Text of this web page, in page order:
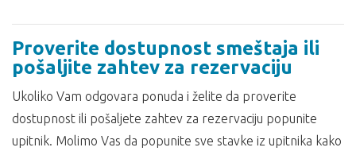
Proverite dostupnost smeštaja ili
pošaljite zahtev za rezervaciju
Ukoliko Vam odgovara ponuda i želite da proverite
dostupnost ili pošaljete zahtev za rezervaciju popunite
upitnik. Molimo Vas da popunite sve stavke iz upitnika kako